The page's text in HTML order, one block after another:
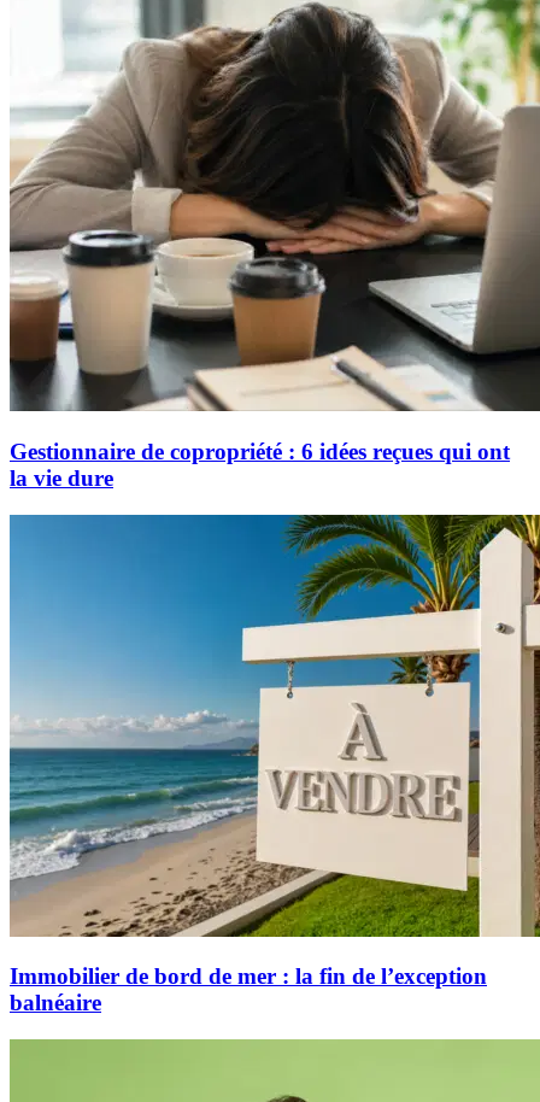
Gestionnaire de copropriété : 6 idées reçues qui ont
la vie dure
Immobilier de bord de mer : la fin de l’exception
balnéaire